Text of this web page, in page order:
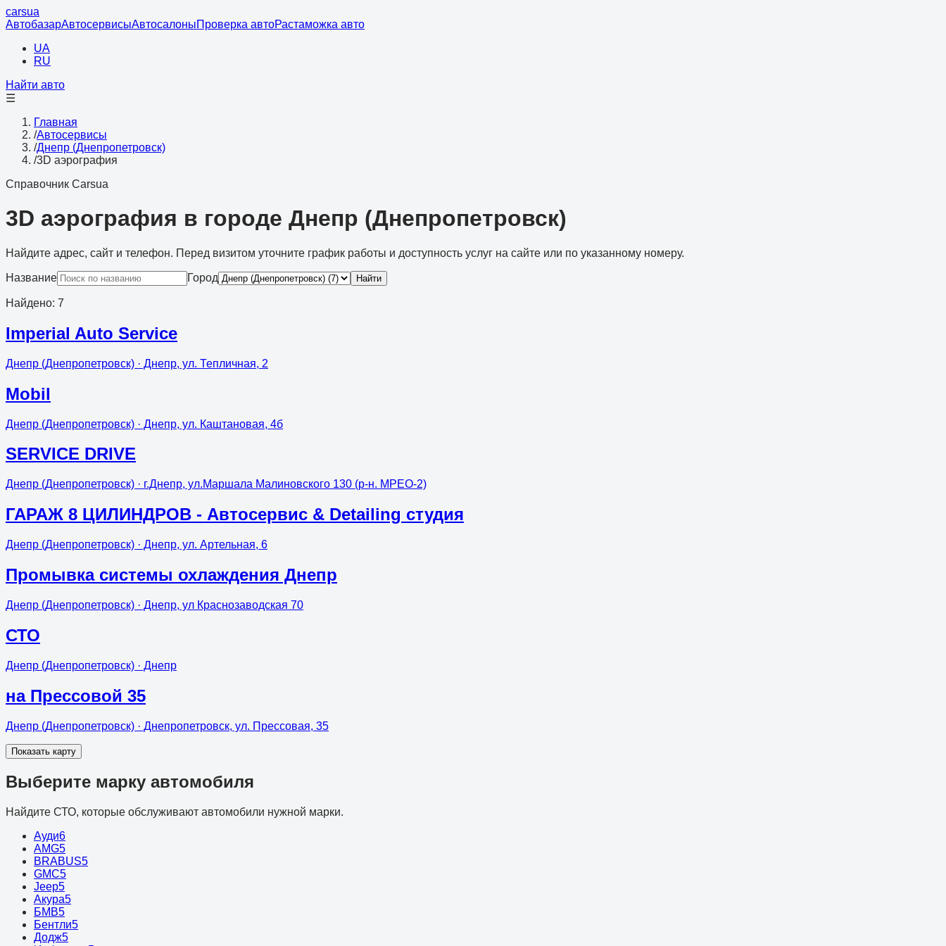
carsua
АвтобазарАвтосервисыАвтосалоныПроверка автоРастаможка авто
UA
RU
Найти авто
☰
Главная
/Автосервисы
/Днепр (Днепропетровск)
/3D аэрография
Справочник Carsua
3D аэрография в городе Днепр (Днепропетровск)
Найдите адрес, сайт и телефон. Перед визитом уточните график работы и доступность услуг на сайте или по указанному номеру.
Название Город Найти
Найдено: 7
Imperial Auto Service
Днепр (Днепропетровск) · Днепр, ул. Тепличная, 2
Mobil
Днепр (Днепропетровск) · Днепр, ул. Каштановая, 4б
SERVICE DRIVE
Днепр (Днепропетровск) · г.Днепр, ул.Маршала Малиновского 130 (р-н. МРЕО-2)
ГАРАЖ 8 ЦИЛИНДРОВ - Автосервис & Detailing студия
Днепр (Днепропетровск) · Днепр, ул. Артельная, 6
Промывка системы охлаждения Днепр
Днепр (Днепропетровск) · Днепр, ул Краснозаводская 70
СТО
Днепр (Днепропетровск) · Днепр
на Прессовой 35
Днепр (Днепропетровск) · Днепропетровск, ул. Прессовая, 35
Показать карту
Выберите марку автомобиля
Найдите СТО, которые обслуживают автомобили нужной марки.
Ауди6
AMG5
BRABUS5
GMC5
Jeep5
Акура5
БМВ5
Бентли5
Додж5